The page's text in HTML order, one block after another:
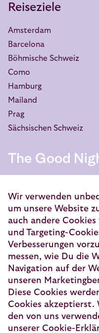
Reiseziele
Amsterdam
Barcelona
Böhmische Schweiz
Como
Hamburg
Mailand
Prag
Sächsischen Schweiz
The Good
Vondellaan 144
3521 GH Utrecht
KVK 86040472
© 2026 — European
Rechtliche Hinweise
Wir verwenden
um unsere Website
auch andere
und Targeting-
Verbesserungen
messen, wie Du die
Navigation auf der
unseren
Diese Cookies
Cookies akzeptierst.
den von uns
unserer Cookie-